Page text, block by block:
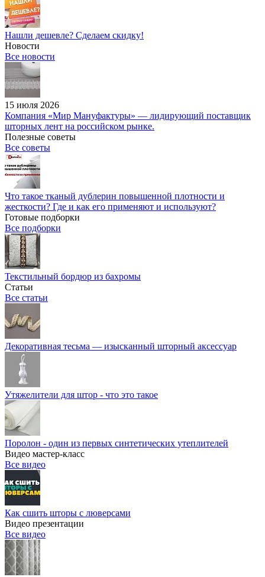
Нашли дешевле? Сделаем скидку!
Новости
Все новости
15 июля 2026
Компания «Мир Мануфактуры» — лидирующий поставщик
шторных лент на российском рынке.
Полезные советы
Все советы
Что такое тканый дублерин повышенной плотности и
жесткости? Где и как его применяют и используют?
Готовые подборки
Все подборки
Текстильный бордюр из бахромы
Статьи
Все статьи
Декоративная тесьма — изысканный шторный аксессуар
Утяжелители для штор - что это такое
Поролон - один из первых синтетических утеплителей
Видео мастер-класс
Все видео
Как сшить шторы с люверсами
Видео презентации
Все видео